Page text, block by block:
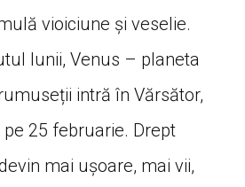
vioiciune și veselie.
lunii, Venus – planeta
intră în Vărsător,
25 februarie. Drept
mai ușoare, mai vii,